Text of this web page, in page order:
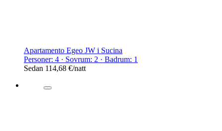
Apartamento Egeo JW i Sucina
Personer: 4 · Sovrum: 2 · Badrum: 1
Sedan 114,68 €/natt